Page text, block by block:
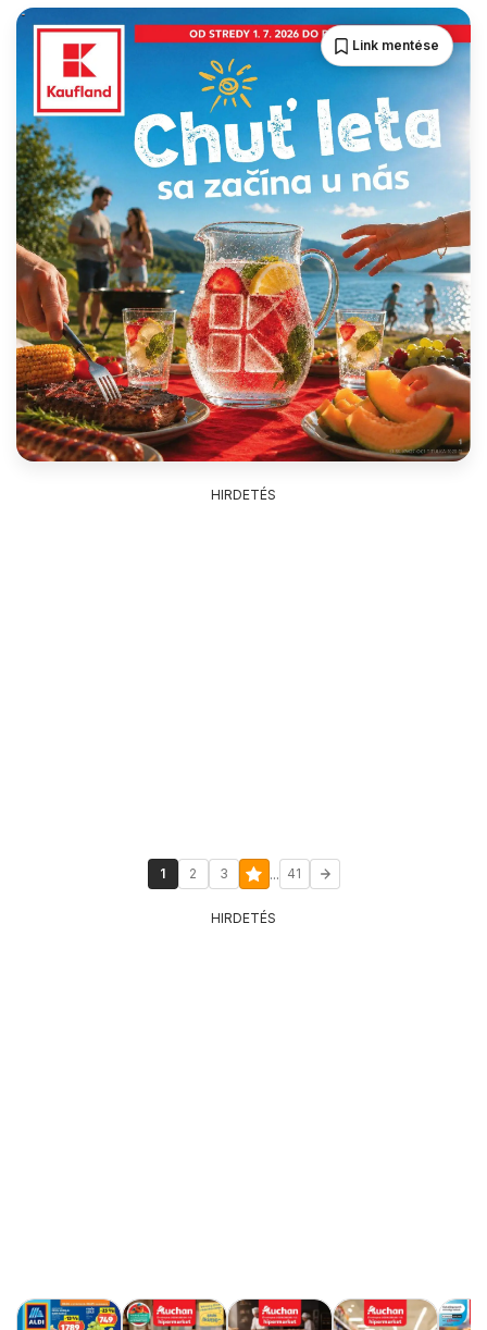
Link mentése
HIRDETÉS
1 2 3 ... 41
HIRDETÉS